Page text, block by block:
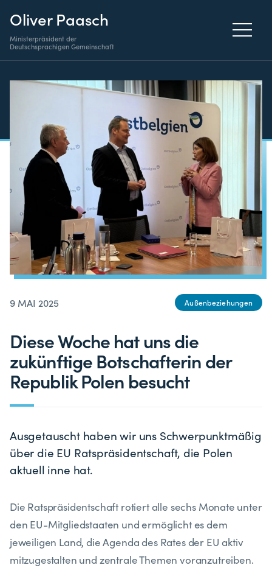
Oliver Paasch
Ministerpräsident der
Deutschsprachigen Gemeinschaft
9 MAI 2025 Außenbeziehungen
Diese Woche hat uns die
zukünftige Botschafterin der
Republik Polen besucht
Ausgetauscht haben wir uns Schwerpunktmäßig
über die EU Ratspräsidentschaft, die Polen
aktuell inne hat.
Die Ratspräsidentschaft rotiert alle sechs Monate unter
den EU-Mitgliedstaaten und ermöglicht es dem
jeweiligen Land, die Agenda des Rates der EU aktiv
mitzugestalten und zentrale Themen voranzutreiben.